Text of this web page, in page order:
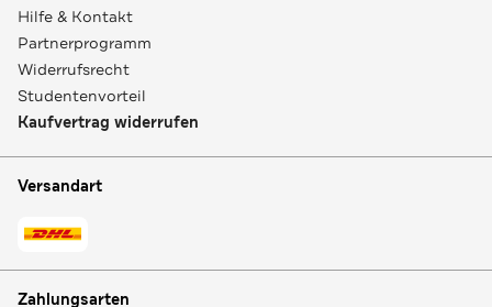
Hilfe & Kontakt
Partnerprogramm
Widerrufsrecht
Studentenvorteil
Kaufvertrag widerrufen
Versandart
Zahlungsarten